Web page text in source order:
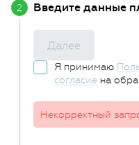
Введите данные
Далее
Я принимаю
согласие на
Некорректный